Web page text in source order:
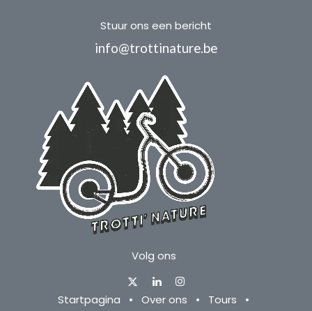
Stuur ons een bericht
info@trottinature.be
Volg ons
Startpagina • Over ons • Tours
•